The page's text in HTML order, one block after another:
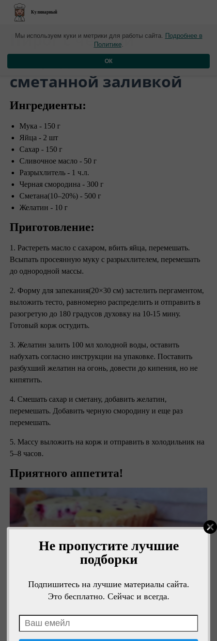
Не пропустите лучшие
подборки
Подпишитесь на лучшие материалы сайта.
Это бесплатно. Сейчас и всегда.
Кулинарный
​Пирог с черной
смородиной со
сметанной заливкой
Ингредиенты:
Мука - 150 г
Яйца - 2 шт
Сахар - 150 г
Сливочное масло - 50 г
Разрыхлитель - 1 ч.л.
Черная смородина - 300 г
Сметана(10–20%) - 500 г
Желатин - 10 г
Приготовление:
1. Растереть масло с сахаром, вбить яйца, перемешать.
Всыпать просеянную муку с разрыхлителем, перемешать
до однородной массы.
2. Форму для запекания(20×30 см) застелить пергаментом,
выложить тесто, равномерно распределить и отправить в
разогретую до 180 градусов духовку на 10-15 мину.
Готовый корж остудить.
3. Желатин залить 100 мл холодной воды, оставить
набухать согласно инструкции на упаковке. Поставить
разбухший желатин на огонь, довести до кипения, но не
кипятить.
4. Смешать сахар и сметану, добавить желатин,
перемешать. Добавить черную смородину и еще раз
перемешать.
5. Массу выложить на корж и отправить в холодильник на
5–8 часов.
Приятного аппетита!
Мы используем куки и метрики для работы сайта. Подробнее в
Политике.
ОК